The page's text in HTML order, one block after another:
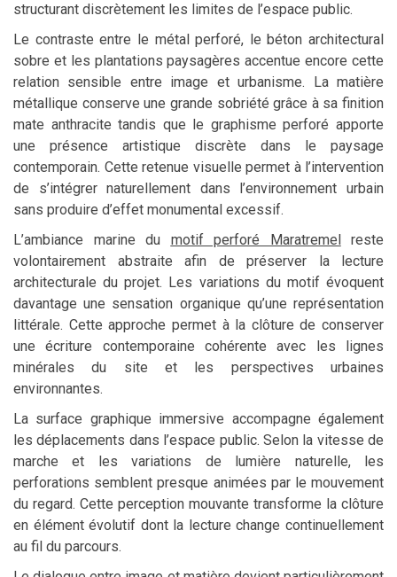
structurant discrètement les limites de l’espace public.
Le contraste entre le métal perforé, le béton architectural
sobre et les plantations paysagères accentue encore cette
relation sensible entre image et urbanisme. La matière
métallique conserve une grande sobriété grâce à sa finition
mate anthracite tandis que le graphisme perforé apporte
une présence artistique discrète dans le paysage
contemporain. Cette retenue visuelle permet à l’intervention
de s’intégrer naturellement dans l’environnement urbain
sans produire d’effet monumental excessif.
L’ambiance marine du motif perforé Maratremel
reste
volontairement abstraite afin de préserver la lecture
architecturale du projet. Les variations du motif évoquent
davantage une sensation organique qu’une représentation
littérale. Cette approche permet à la clôture de conserver
une écriture contemporaine cohérente avec les lignes
minérales du site et les perspectives urbaines
environnantes.
La surface graphique immersive accompagne également
les déplacements dans l’espace public. Selon la vitesse de
marche et les variations de lumière naturelle, les
perforations semblent presque animées par le mouvement
du regard. Cette perception mouvante transforme la clôture
en élément évolutif dont la lecture change continuellement
au fil du parcours.